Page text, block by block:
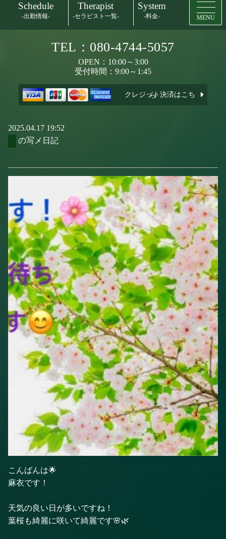
Schedule
-出勤情報-
Therapist
-セラピスト一覧-
System
-料金- MENU
TEL：080-4744-5057
OPEN：10:00～3:00
受付時間：9:00～1:45
クレジット決済はこちら
2025.04.17 19:52
の写メ日記
こんばんは🌟
麻衣です！
天気の良い日が多いですね！
葉桜も綺麗に咲いて綺麗です🌸🌿